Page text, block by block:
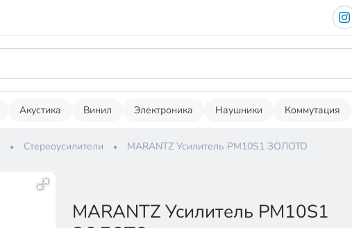
Акустика Винил Электроника Наушники Коммутация
Стереоусилители MARANTZ Усилитель PM10S1 ЗОЛОТО
MARANTZ Усилитель PM10S1